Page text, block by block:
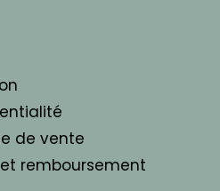
de vente
remboursement